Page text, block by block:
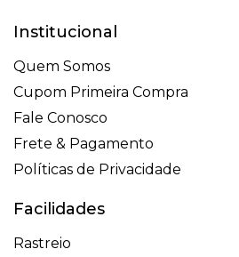
Institucional
Quem Somos
Cupom Primeira Compra
Fale Conosco
Frete & Pagamento
Políticas de Privacidade
Facilidades
Rastreio